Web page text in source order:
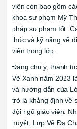
viên còn bao gồm
khoa sư phạm Mỹ
pháp sư phạm tốt.
thức và kỹ năng vẽ
viên trong lớp.
Đáng chú ý, thành
Vẽ Xanh năm 2023
và hướng dẫn của
trò là khẳng định về
đội ngũ giáo viên.
huyết, Lớp Vẽ Đa